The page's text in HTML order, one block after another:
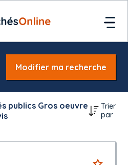
Modifier ma recherche
publics Gros oeuvre
Trier
par